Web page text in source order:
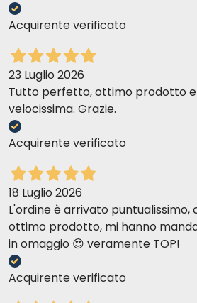
Acquirente verificato
23 Luglio 2026
Tutto perfetto, ottimo prodotto
velocissima. Grazie.
Acquirente verificato
18 Luglio 2026
L'ordine è arrivato
ottimo prodotto, mi hanno
in omaggio 😍 veramente TOP!
Acquirente verificato